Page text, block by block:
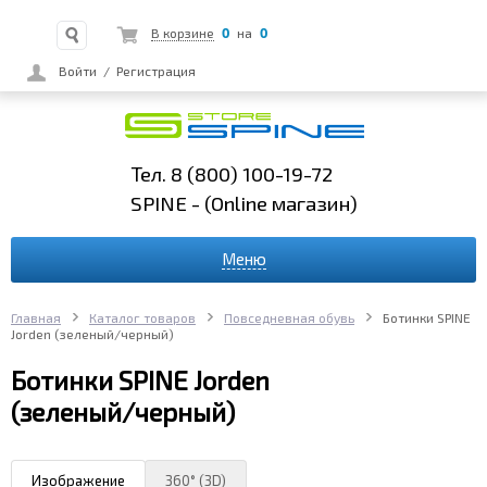
В корзине 0 на 0
Войти / Регистрация
Тел. 8 (800) 100-19-72
SPINE - (Online магазин)
Меню
Главная Каталог товаров Повседневная обувь
Ботинки SPINE
Jorden (зеленый/черный)
Ботинки SPINE Jorden
(зеленый/черный)
Изображение 360° (3D)